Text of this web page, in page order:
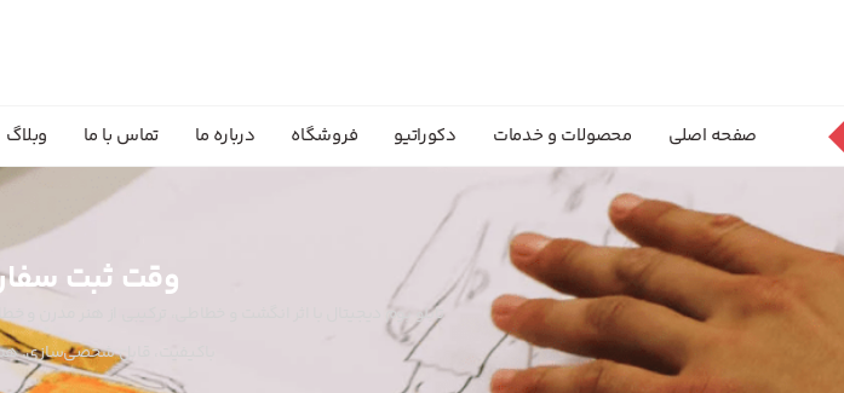
صفحه اصلی محصولات و خدمات دکوراتیو فروشگاه درباره ما تماس با ما وبلاگ
وقت ثبت
تابلو بوم دیجیتال با اثر انگشت و خطاطی، ترکیبی از هنر مدرن و
باکیفیت، قابل شخصی‌سازی.